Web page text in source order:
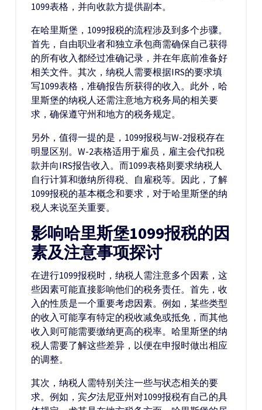
1099表格，并向收款方提供副本。
在哈里斯堡，1099报税的流程涉及到多个步骤。
首先，自由职业者和独立承包商需确保自己获得
的所有收入都经过准确记录，并在年底前准备好
相关文件。其次，纳税人需要根据IRS的要求填
写1099表格，准确报告所获得的收入。此外，哈
里斯堡的纳税人还需注意地方税务局的相关要
求，确保遵守州和地方的税务规定。
另外，值得一提的是，1099报税与W-2报税存在
明显区别。W-2表格适用于雇员，雇主会代扣税
款并向IRS报告收入。而1099表格则要求纳税人
自行计算和缴纳所得税、自雇税等。因此，了解
1099报税的基本概念和要求，对于哈里斯堡的纳
税人来说至关重要。
影响哈里斯堡1099报税的因
素及注意事项探讨
在进行1099报税时，纳税人需注意多个因素，这
些因素可能直接影响他们的税务责任。首先，收
入的性质是一个重要考虑因素。例如，某些类型
的收入可能享有特定的税收减免或抵免，而其他
收入则可能需要缴纳更高的税率。哈里斯堡的纳
税人需要了解这些差异，以便在申报时做出相应
的调整。
其次，纳税人需特别关注一些与状态相关的要
求。例如，宾夕法尼亚州对1099报税有自己的具